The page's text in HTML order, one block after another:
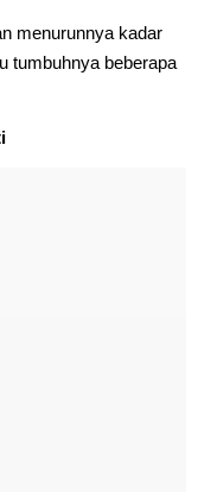
menurunnya kadar
tumbuhnya beberapa